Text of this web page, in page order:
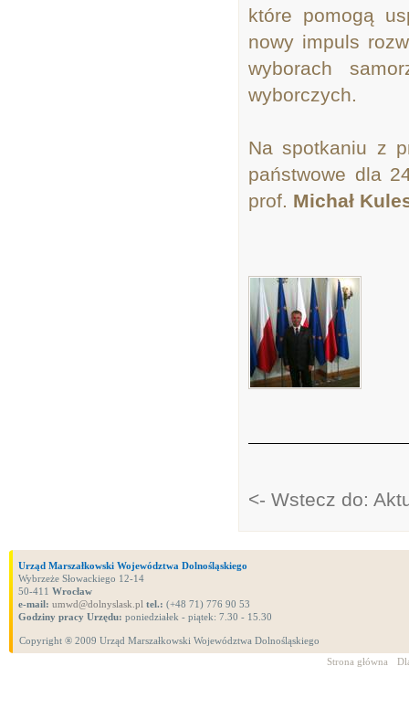
które pomogą
nowy impuls
wyborach
wyborczych.
Na spotkaniu z
państwowe dla
prof. Michał
<- Wstecz do:
Urząd Marszałkowski Województwa Dolnośląskiego
Wybrzeże Słowackiego 12-14
50-411 Wrocław
e-mail: umwd@dolnyslask.pl tel.: (+48 71) 776 90 53
Godziny pracy Urzędu: poniedziałek - piątek: 7.30 - 15.30
Copyright ® 2009 Urząd Marszałkowski Województwa Dolnośląskiego
Strona główna